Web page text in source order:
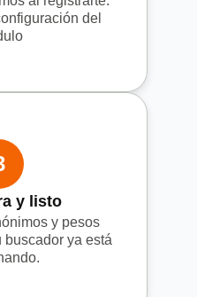
del
y listo
y pesos
buscador ya está